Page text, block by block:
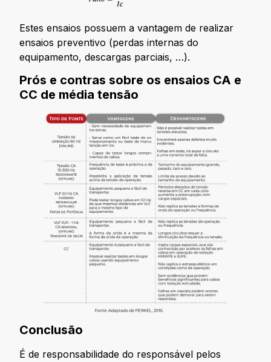
Estes ensaios possuem a vantagem de realizar
ensaios preventivo (perdas internas do
equipamento, descargas parciais, …).
Prós e contras sobre os ensaios CA e
CC de média tensão
Conclusão
É de responsabilidade do responsável pelos